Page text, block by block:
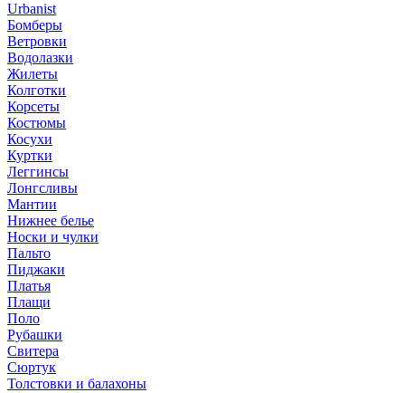
Urbanist
Бомберы
Ветровки
Водолазки
Жилеты
Колготки
Корсеты
Костюмы
Косухи
Куртки
Леггинсы
Лонгсливы
Мантии
Нижнее белье
Носки и чулки
Пальто
Пиджаки
Платья
Плащи
Поло
Рубашки
Свитера
Сюртук
Толстовки и балахоны